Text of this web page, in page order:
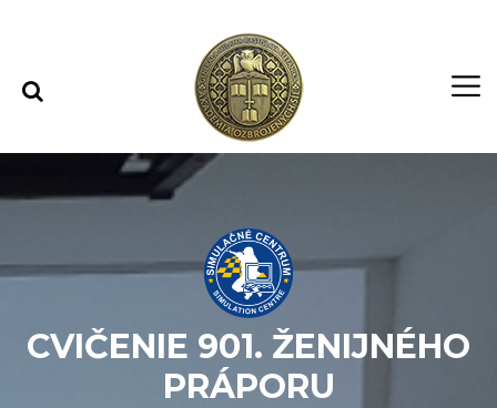
CVIČENIE 901. ŽENIJNÉHO
PRÁPORU